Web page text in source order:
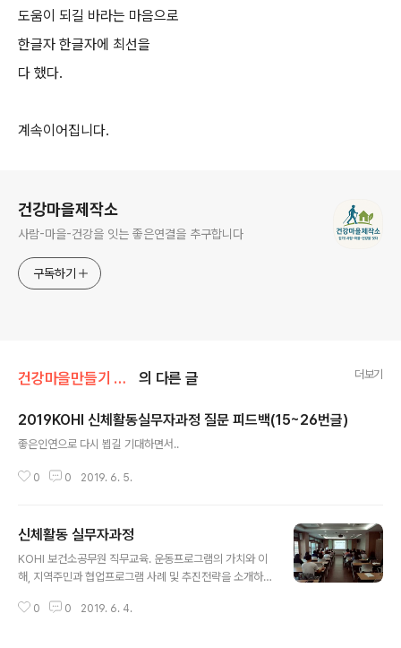
도움이 되길 바라는 마음으로
한글자 한글자에 최선을
다 했다.
계속이어집니다.
건강마을제작소
사람-마을-건강을 잇는 좋은연결을 추구합니다
구독하기
건강마을만들기 사업 의 다른 글 더보기
2019KOHI 신체활동실무자과정 질문 피드백(15~26번글)
좋은인연으로 다시 뵙길 기대하면서..
0 0 2019. 6. 5.
신체활동 실무자과정
KOHI 보건소공무원 직무교육. 운동프로그램의 가치와 이
해, 지역주민과 협업프로그램 사례 및 추진전략을 소개하
용인, 청도보건소에 근무하는 샘들 다시 만나서 반가웠다.
0 0 2019. 6. 4.